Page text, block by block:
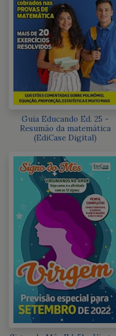
Guia Educando Ed. 25 -
Resumão da matemática
(EdiCase Digital)